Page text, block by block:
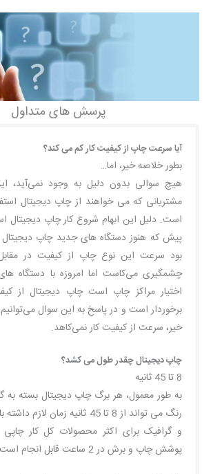
پرسش های متداول
آیا سرعت چاپ از کیفیت کار کم می کند؟
بطور خلاصه خیر، اما…
هیچ سوالی بدون دلیل به وجود نمی‌آید،
مشتریانی که می خواهند از چاپ دیجیتال
پیش که هنوز دستگاه های جدید چاپ دیجیتال
بود سرعت این نوع چاپ از کیفیت در
چشمگیری می‌کاست اما امروزه با دستگاه
اختیار مراکز چاپ است چاپ دیجیتال از
برخوردار است و در پاسخ به این سوال
خیر، سرعت از کیفیت کار نمی‌کاهد.
چاپ دیجیتال چقدر طول می کشد؟
8 تا 45 ثانیه
به طور معمول، هر برگ چاپ دیجیتال بسته به
رنگ می تواند از 8 تا 45 ثانیه زمان
و گرافیک برای اکثر محصولات کل کار
پوشش چاپ و برش در 2 ساعت قابل انجام است.